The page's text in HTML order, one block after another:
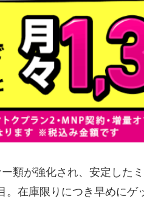
類が強化され、安定した
。在庫限りにつき早めにゲ